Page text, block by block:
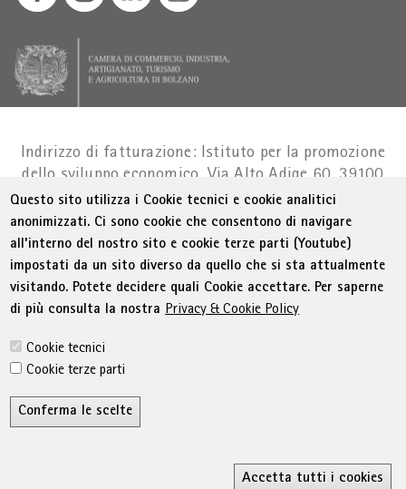
Indirizzo di fatturazione: Istituto per la promozione
dello sviluppo economico, Via Alto Adige 60, 39100
BolzanoPart. IVA 01716880214|administration-
as@bz.legalmail.camcom.it
Menu Footer
© WIFI Colophon Privacy
Condizioni generali
Dichiarazione sull'accessibilità
Sitemap
Amministrazione trasparente
Cookie Policy
Questo sito utilizza i Cookie tecnici e cookie analitici
anonimizzati. Ci sono cookie che consentono di navigare
all’interno del nostro sito e cookie terze parti (Youtube)
impostati da un sito diverso da quello che si sta attualmente
visitando. Potete decidere quali Cookie accettare. Per saperne
di più consulta la nostra Privacy & Cookie Policy
Cookie tecnici
Cookie terze parti
Conferma le scelte
Accetta tutti i cookies